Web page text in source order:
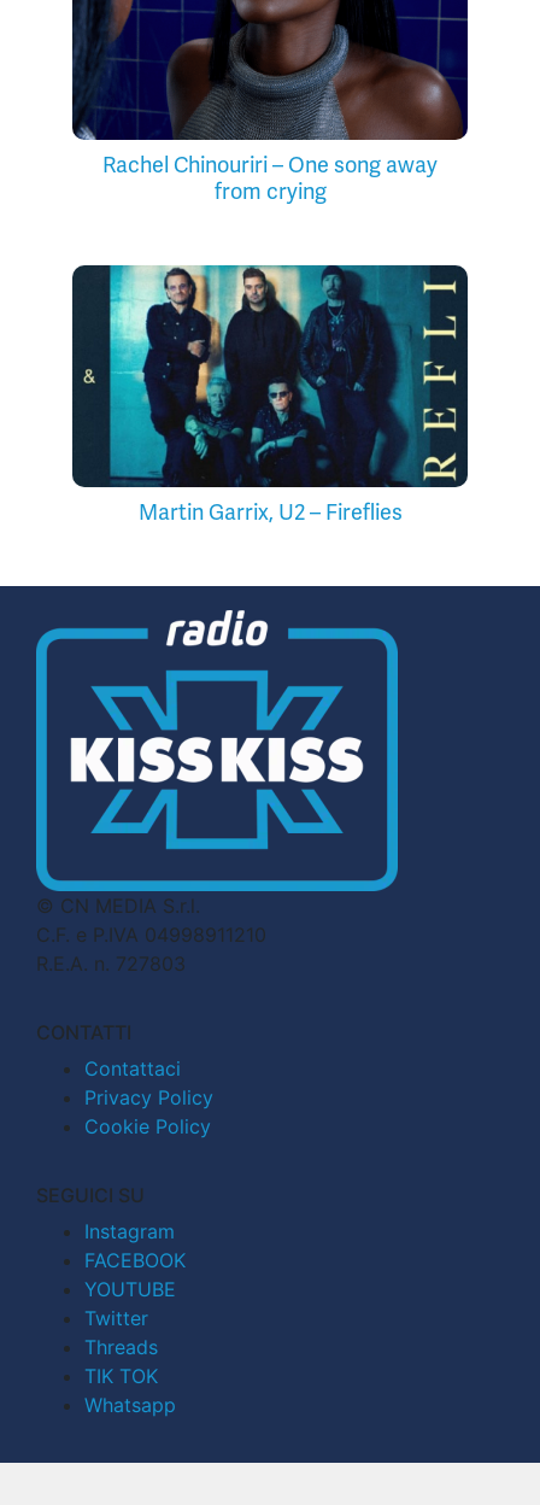
Rachel Chinouriri – One song away
from crying
Martin Garrix, U2 – Fireflies
© CN MEDIA S.r.l.
C.F. e P.IVA 04998911210
R.E.A. n. 727803
CONTATTI
Contattaci
Privacy Policy
Cookie Policy
SEGUICI SU
Instagram
FACEBOOK
YOUTUBE
Twitter
Threads
TIK TOK
Whatsapp